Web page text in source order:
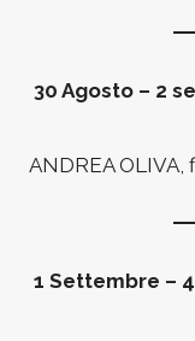
30 Agosto – 2
ANDREA OLIVA,
1 Settembre –